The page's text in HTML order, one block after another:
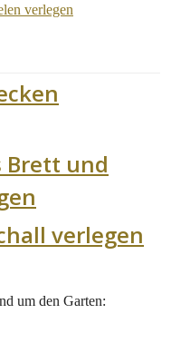
verlegen
Brett und
verlegen
um den Garten: